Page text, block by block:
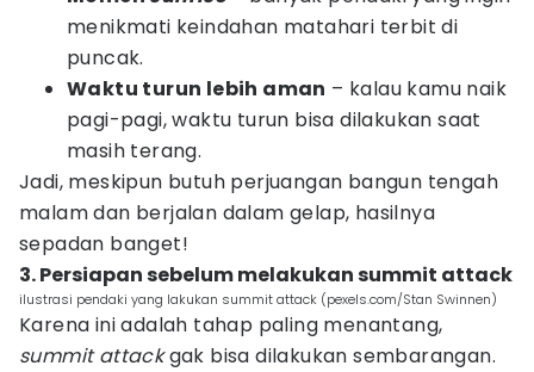
menikmati keindahan matahari terbit di
puncak.
Waktu turun lebih aman – kalau kamu naik
pagi-pagi, waktu turun bisa dilakukan saat
masih terang.
Jadi, meskipun butuh perjuangan bangun tengah
malam dan berjalan dalam gelap, hasilnya
sepadan banget!
3. Persiapan sebelum melakukan summit attack
ilustrasi pendaki yang lakukan summit attack (pexels.com/Stan Swinnen)
Karena ini adalah tahap paling menantang,
summit attackgak bisa dilakukan sembarangan.